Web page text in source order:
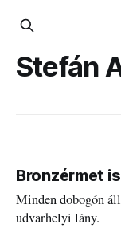
Stefán
Bronzérmet
Minden dobogón
udvarhelyi lány.